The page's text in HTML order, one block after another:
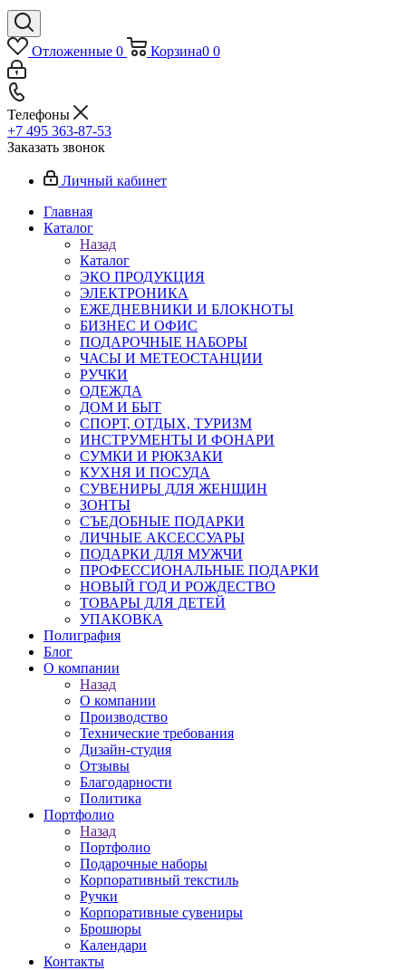
Отложенные 0 Корзина0 0
Телефоны
+7 495 363-87-53
Заказать звонок
Личный кабинет
Главная
Каталог
Назад
Каталог
ЭКО ПРОДУКЦИЯ
ЭЛЕКТРОНИКА
ЕЖЕДНЕВНИКИ И БЛОКНОТЫ
БИЗНЕС И ОФИС
ПОДАРОЧНЫЕ НАБОРЫ
ЧАСЫ И МЕТЕОСТАНЦИИ
РУЧКИ
ОДЕЖДА
ДОМ И БЫТ
СПОРТ, ОТДЫХ, ТУРИЗМ
ИНСТРУМЕНТЫ И ФОНАРИ
СУМКИ И РЮКЗАКИ
КУХНЯ И ПОСУДА
СУВЕНИРЫ ДЛЯ ЖЕНЩИН
ЗОНТЫ
СЪЕДОБНЫЕ ПОДАРКИ
ЛИЧНЫЕ АКСЕССУАРЫ
ПОДАРКИ ДЛЯ МУЖЧИ
ПРОФЕССИОНАЛЬНЫЕ ПОДАРКИ
НОВЫЙ ГОД И РОЖДЕСТВО
ТОВАРЫ ДЛЯ ДЕТЕЙ
УПАКОВКА
Полиграфия
Блог
О компании
Назад
О компании
Производство
Технические требования
Дизайн-студия
Отзывы
Благодарности
Политика
Портфолио
Назад
Портфолио
Подарочные наборы
Корпоративный текстиль
Ручки
Корпоративные сувениры
Брошюры
Календари
Контакты